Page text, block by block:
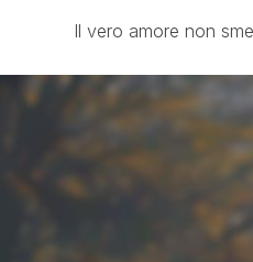
Il vero amore non